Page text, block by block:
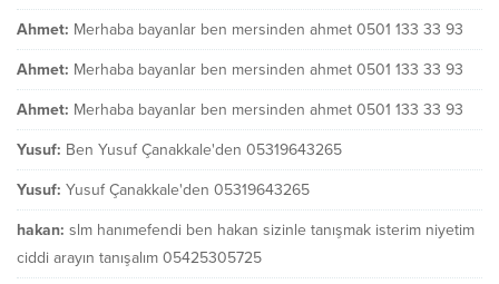
Ahmet: Merhaba bayanlar ben mersinden ahmet 0501 133 33 93
Ahmet: Merhaba bayanlar ben mersinden ahmet 0501 133 33 93
Ahmet: Merhaba bayanlar ben mersinden ahmet 0501 133 33 93
Yusuf: Ben Yusuf Çanakkale'den 05319643265
Yusuf: Yusuf Çanakkale'den 05319643265
hakan: slm hanımefendi ben hakan sizinle tanışmak isterim niyetim
ciddi arayın tanışalım 05425305725